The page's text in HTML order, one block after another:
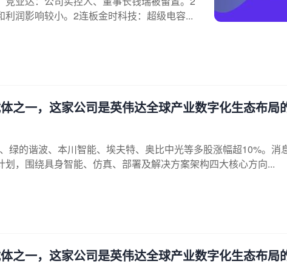
润影响较小。2连板金时科技：超级电容...
之一，这家公司是英伟达全球产业数字化生态布局
绿的谐波、本川智能、埃夫特、奥比中光等多股涨幅超10%。消
，围绕具身智能、仿真、部署及解决方案架构四大核心方向...
之一，这家公司是英伟达全球产业数字化生态布局